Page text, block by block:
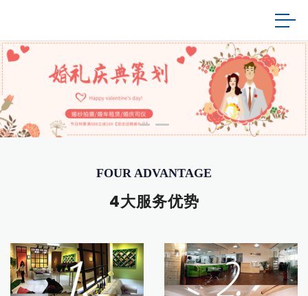
FOUR ADVANTAGE
4大服务优势